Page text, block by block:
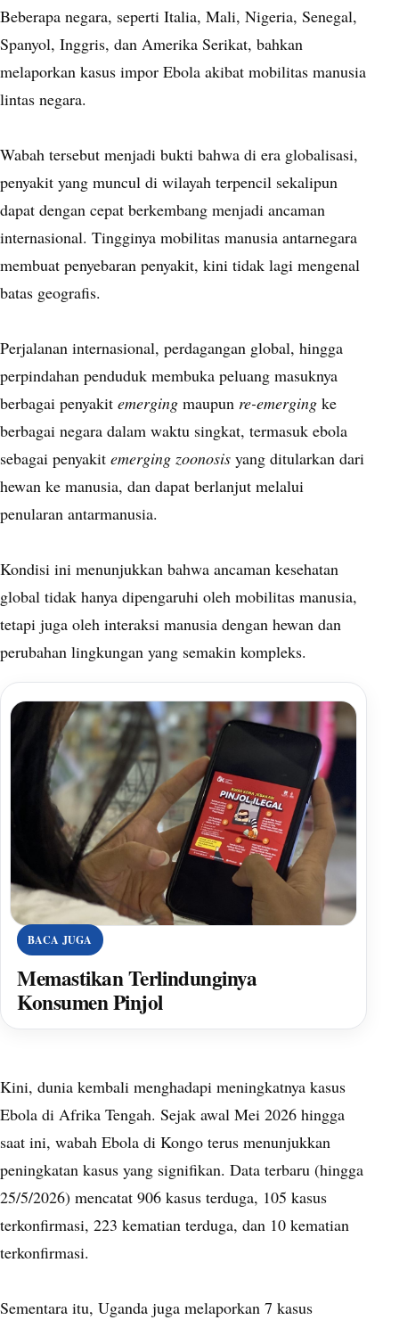
Beberapa negara, seperti Italia, Mali, Nigeria, Senegal,
Spanyol, Inggris, dan Amerika Serikat, bahkan
melaporkan kasus impor Ebola akibat mobilitas manusia
lintas negara.
Wabah tersebut menjadi bukti bahwa di era globalisasi,
penyakit yang muncul di wilayah terpencil sekalipun
dapat dengan cepat berkembang menjadi ancaman
internasional. Tingginya mobilitas manusia antarnegara
membuat penyebaran penyakit, kini tidak lagi mengenal
batas geografis.
Perjalanan internasional, perdagangan global, hingga
perpindahan penduduk membuka peluang masuknya
berbagai penyakit emerging maupun re-emerging ke
berbagai negara dalam waktu singkat, termasuk ebola
sebagai penyakit emerging zoonosis yang ditularkan dari
hewan ke manusia, dan dapat berlanjut melalui
penularan antarmanusia.
Kondisi ini menunjukkan bahwa ancaman kesehatan
global tidak hanya dipengaruhi oleh mobilitas manusia,
tetapi juga oleh interaksi manusia dengan hewan dan
perubahan lingkungan yang semakin kompleks.
BACA JUGA
Memastikan Terlindunginya
Konsumen Pinjol
Kini, dunia kembali menghadapi meningkatnya kasus
Ebola di Afrika Tengah. Sejak awal Mei 2026 hingga
saat ini, wabah Ebola di Kongo terus menunjukkan
peningkatan kasus yang signifikan. Data terbaru (hingga
25/5/2026) mencatat 906 kasus terduga, 105 kasus
terkonfirmasi, 223 kematian terduga, dan 10 kematian
terkonfirmasi.
Sementara itu, Uganda juga melaporkan 7 kasus